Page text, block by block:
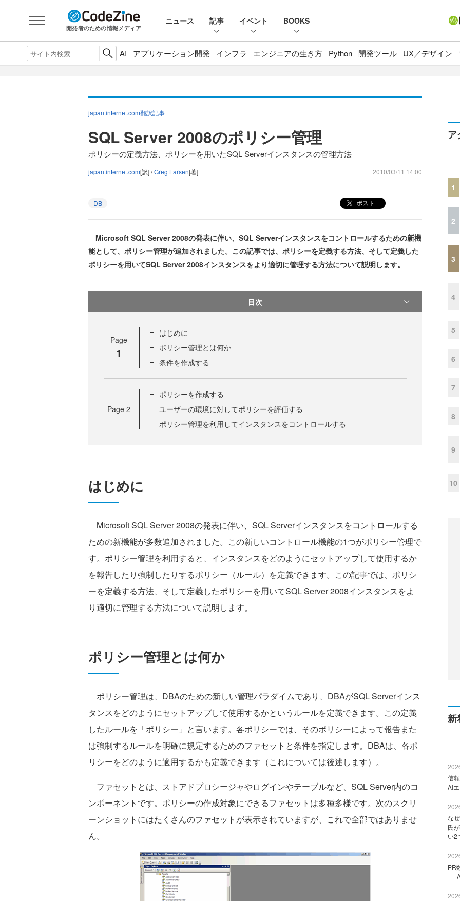
開発者のための情報メディア
ニュース 記事 イベント BOOKS
AI アプリケーション開発 インフラ エンジニアの生き方 Python 開発ツール UX／デザイン
japan.internet.com翻訳記事
SQL Server 2008のポリシー管理
ポリシーの定義方法、ポリシーを用いたSQL Serverインスタンスの管理方法
japan.internet.com[訳] /Greg Larsen[著] 2010/03/11 14:00
DB ポスト
Microsoft SQL Server 2008の発表に伴い、SQL Serverインスタンスをコントロールするための新機
能として、ポリシー管理が追加されました。この記事では、ポリシーを定義する方法、そして定義した
ポリシーを用いてSQL Server 2008インスタンスをより適切に管理する方法について説明します。
目次
Page
1
はじめに
ポリシー管理とは何か
条件を作成する
Page 2
ポリシーを作成する
ユーザーの環境に対してポリシーを評価する
ポリシー管理を利用してインスタンスをコントロールする
はじめに
Microsoft SQL Server 2008の発表に伴い、SQL Serverインスタンスをコントロールする
ための新機能が多数追加されました。この新しいコントロール機能の1つがポリシー管理で
す。ポリシー管理を利用すると、インスタンスをどのようにセットアップして使用するか
を報告したり強制したりするポリシー（ルール）を定義できます。この記事では、ポリシ
ーを定義する方法、そして定義したポリシーを用いてSQL Server 2008インスタンスをよ
り適切に管理する方法について説明します。
ポリシー管理とは何か
ポリシー管理は、DBAのための新しい管理パラダイムであり、DBAがSQL Serverインス
タンスをどのようにセットアップして使用するかというルールを定義できます。この定義
したルールを「ポリシー」と言います。各ポリシーでは、そのポリシーによって報告また
は強制するルールを明確に規定するためのファセットと条件を指定します。DBAは、各ポ
リシーをどのように適用するかも定義できます（これについては後述します）。
ファセットとは、ストアドプロシージャやログインやテーブルなど、SQL Server内のコ
ンポーネントです。ポリシーの作成対象にできるファセットは多種多様です。次のスクリ
ーンショットにはたくさんのファセットが表示されていますが、これで全部ではありませ
ん。
ア
1
2
3
4
5
6
7
8
9
10
新
信
AI
な
氏
い2
PR